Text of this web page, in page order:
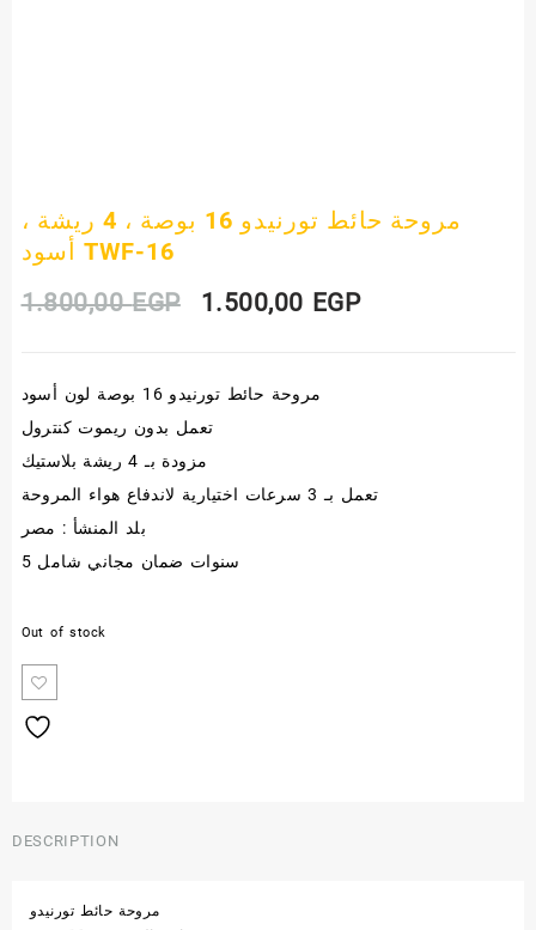
مروحة حائط تورنيدو 16 بوصة ، 4 ريشة ،
أسود TWF-16
1.800,00EGP
Original
was:
1.500,00 EGPCurrent
مروحة حائط تورنيدو 16 بوصة لون أسود
تعمل بدون ريموت كنترول
مزودة بـ 4 ريشة بلاستيك
تعمل بـ 3 سرعات اختيارية لاندفاع هواء المروحة
بلد المنشأ : مصر
5 سنوات ضمان مجاني شامل
Out of stock
DESCRIPTION
مروحة حائط تورنيدو